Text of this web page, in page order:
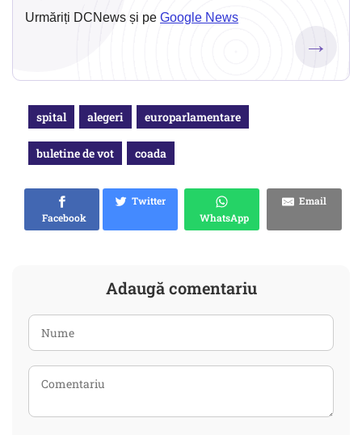
Urmăriți DCNews și pe Google News
→
spital alegeri europarlamentare
buletine de vot coada
Facebook
Twitter
WhatsApp
Email
Adaugă comentariu